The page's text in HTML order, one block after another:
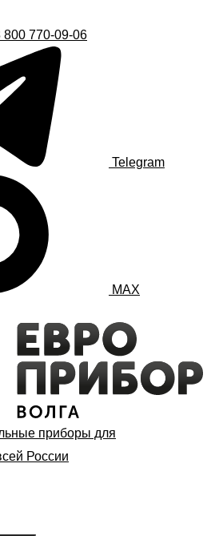
800 770-09-06
Telegram
MAX
приборы для
России